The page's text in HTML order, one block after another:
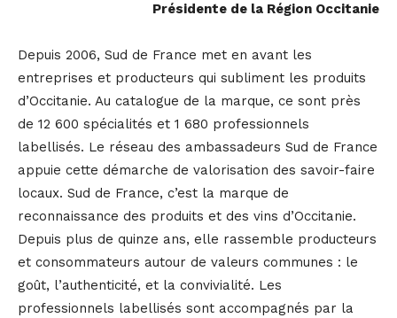
Présidente de la Région Occitanie
Depuis 2006, Sud de France met en avant les
entreprises et producteurs qui subliment les produits
d’Occitanie. Au catalogue de la marque, ce sont près
de 12 600 spécialités et 1 680 professionnels
labellisés. Le réseau des ambassadeurs Sud de France
appuie cette démarche de valorisation des savoir-faire
locaux. Sud de France, c’est la marque de
reconnaissance des produits et des vins d’Occitanie.
Depuis plus de quinze ans, elle rassemble producteurs
et consommateurs autour de valeurs communes : le
goût, l’authenticité, et la convivialité. Les
professionnels labellisés sont accompagnés par la